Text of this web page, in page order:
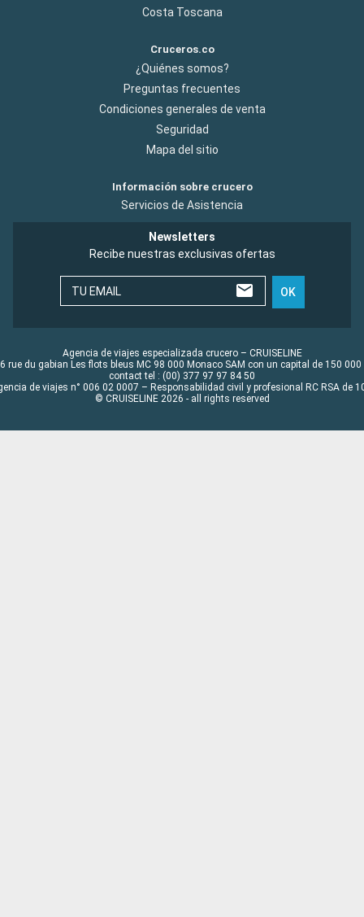
Costa Toscana
Cruceros.co
¿Quiénes somos?
Preguntas frecuentes
Condiciones generales de venta
Seguridad
Mapa del sitio
Información sobre crucero
Servicios de Asistencia
Newsletters
Recibe nuestras exclusivas ofertas
TU EMAIL OK
Agencia de viajes especializada crucero – CRUISELINE
rue du gabian Les flots bleus MC 98 000 Monaco SAM con un capital de 150 000
contact tel : (00) 377 97 97 84 50
de viajes n° 006 02 0007 – Responsabilidad civil y profesional RC RSA de
© CRUISELINE 2026 - all rights reserved